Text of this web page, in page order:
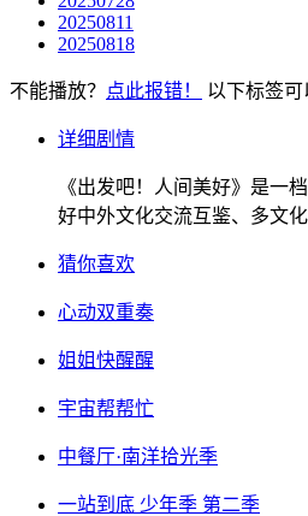
20250811
20250818
不能播放？ 点此报错！ 以下标签
详细剧情
《出发吧！人间美好》是一
好中外文化交流互鉴、多文
猜你喜欢
心动双重奏
姐姐快醒醒
宇宙帮帮忙
中餐厅·南洋拾光季
一站到底 少年季 第二季